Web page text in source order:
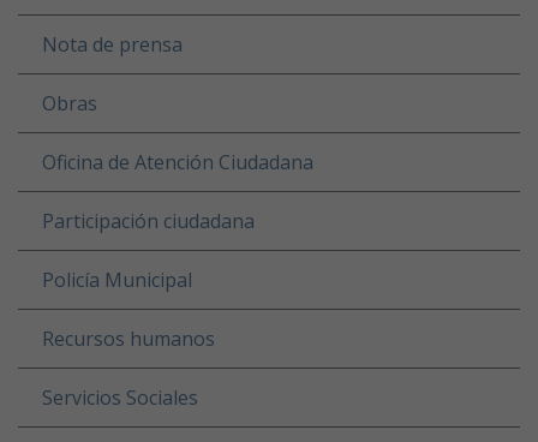
Nota de prensa
Obras
Oficina de Atención Ciudadana
Participación ciudadana
Policía Municipal
Recursos humanos
Servicios Sociales